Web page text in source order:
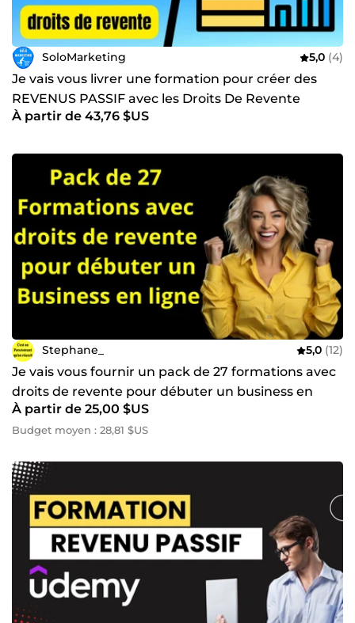
SoloMarketing 5,0 (4)
Je vais vous livrer une formation pour créer des
REVENUS PASSIF avec les Droits De Revente
ebook
À partir de 43,76 $US
Stephane_ 5,0 (12)
Je vais vous fournir un pack de 27 formations avec
droits de revente pour débuter un business en
ligne
À partir de 25,00 $US
Budget moyen : 28,81 $US